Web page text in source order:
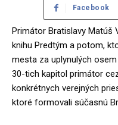
Facebook
Primátor Bratislavy Matúš
knihu Predtým a potom,
mesta za uplynulých
30-tich kapitol primátor
konkrétnych verejných
ktoré formovali súčasnú